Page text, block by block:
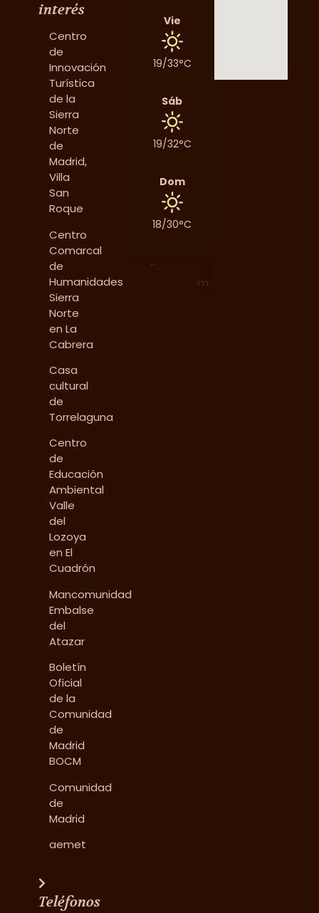
interés
Centro
de
Innovación
Turística
de la
Sierra
Norte
de
Madrid,
Villa
San
Roque
Centro
Comarcal
de
Humanidades
Sierra
Norte
en La
Cabrera
Casa
cultural
de
Torrelaguna
Centro
de
Educación
Ambiental
Valle
del
Lozoya
en El
Cuadrón
Mancomunidad
Embalse
del
Atazar
Boletín
Oficial
de la
Comunidad
de
Madrid
BOCM
Comunidad
de
Madrid
aemet
Teléfonos
Vie
19/33°C
Sáb
19/32°C
Dom
18/30°C
Data from
Tiempo3.com